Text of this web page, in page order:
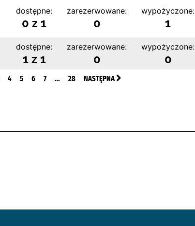
dostępne:
0 z 1
zarezerwowane:
0
wypożyczone:
1
dostępne:
1 z 1
zarezerwowane:
0
wypożyczone:
0
4 5 6 7 … 28 NASTĘPNA